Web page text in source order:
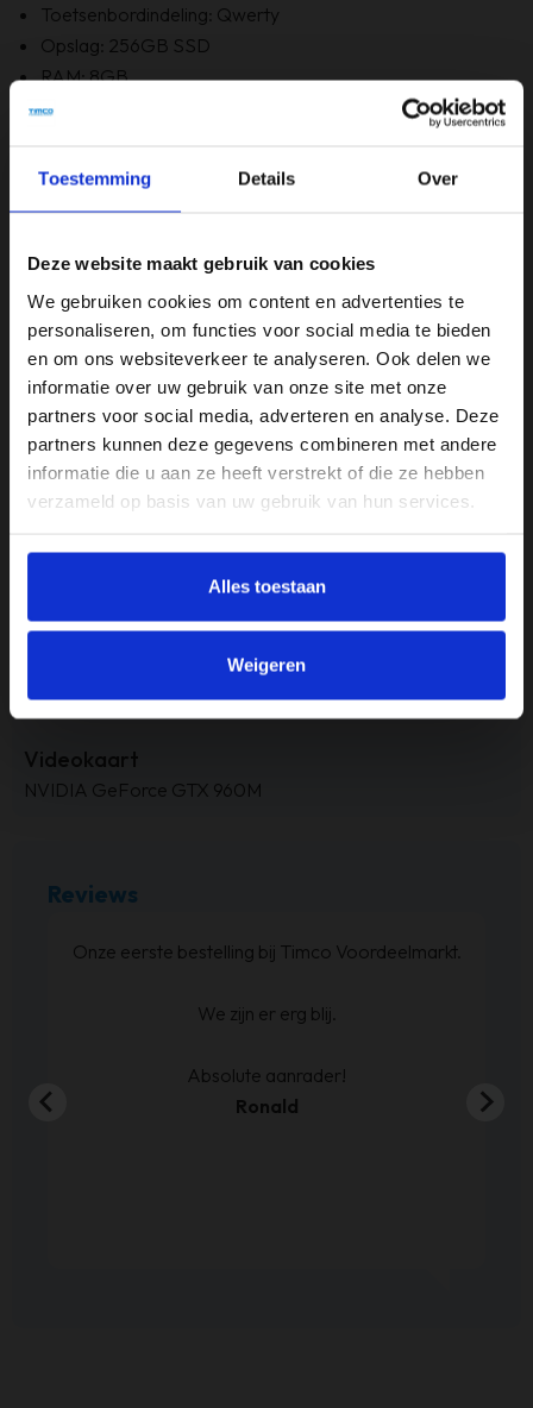
Toestemming Details Over
Deze website maakt gebruik van cookies
We gebruiken cookies om content en advertenties te
personaliseren, om functies voor social media te bieden
en om ons websiteverkeer te analyseren. Ook delen we
informatie over uw gebruik van onze site met onze
partners voor social media, adverteren en analyse. Deze
partners kunnen deze gegevens combineren met andere
informatie die u aan ze heeft verstrekt of die ze hebben
verzameld op basis van uw gebruik van hun services.
Alles toestaan
Weigeren
Toetsenbordindeling: Qwerty
Opslag: 256GB SSD
RAM: 8GB
Optische staat: B Grade
6 maanden garantie!
Specificaties
Beeldschermdiagonaal (inch)
15,6 inch
Merk
Lenovo
Opslagruimte
Intel i7
8GB
Videokaart
NVIDIA GeForce GTX 960M
Reviews
Onze eerste bestelling bij Timco Voordeelmarkt.
We zijn er erg blij.
Absolute aanrader!
Ronald